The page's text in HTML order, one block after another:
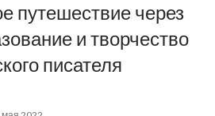
путешествие через
и творчество
писателя